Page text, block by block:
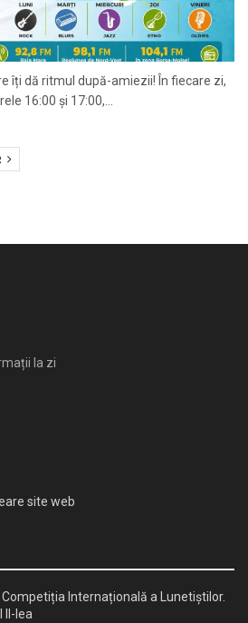
îți dă ritmul după-amiezii! În fiecare zi,
16:00 și 17:00,...
la zi
site web
Internațională a Lunetiștilor.
II-lea